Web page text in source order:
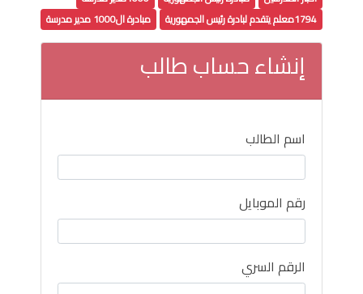
1794معلم يتقدم لبادرة رئيس الجمهورية
مبادرة ال1000 مدير مدرسة
إنشاء حساب طالب
اسم الطالب
رقم الموبايل
الرقم السري